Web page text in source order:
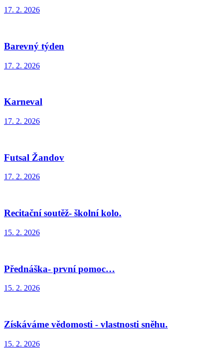
17. 2. 2026
Barevný týden
17. 2. 2026
Karneval
17. 2. 2026
Futsal Žandov
17. 2. 2026
Recitační soutěž- školní kolo.
15. 2. 2026
Přednáška- první pomoc…
15. 2. 2026
Získáváme vědomosti - vlastnosti sněhu.
15. 2. 2026